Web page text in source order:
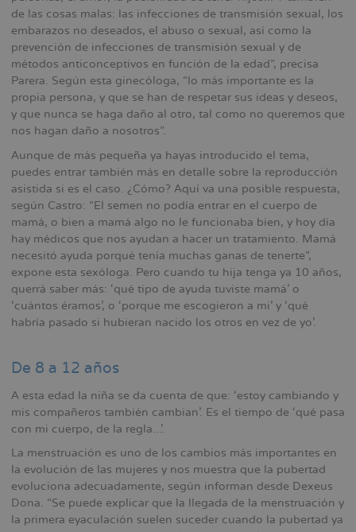
de las cosas malas: las infecciones de transmisión sexual, los
embarazos no deseados, el abuso o sexual, así como la
prevención de infecciones de transmisión sexual y de
métodos anticonceptivos en función de la edad”, precisa
Parera. Según esta ginecóloga, “lo más importante es la
propia persona, y que se han de respetar sus ideas y deseos,
y que nunca se haga daño al otro, tal como no queremos que
nos hagan daño a nosotros”.
Aunque de más pequeña ya hayas introducido el tema,
puedes entrar también más en detalle sobre la reproducción
asistida si es el caso. ¿Cómo? Aquí va una posible respuesta,
según Castro: “El semen no podía entrar en el cuerpo de
mamá, o bien a mamá algo no le funcionaba bien, y hoy día
hay médicos que nos ayudan a hacer un tratamiento. Mamá
necesitó ayuda porqué tenía muchas ganas de tenerte”,
expone esta sexóloga. Pero cuando tu hija tenga ya 10 años,
querrá saber más: ‘qué tipo de ayuda tuviste mamá’ o
‘cuántos éramos’, o ‘porque me escogieron a mi’ y ‘qué
habría pasado si hubieran nacido los otros en vez de yo’.
De 8 a 12 años
A esta edad la niña se da cuenta de que: ‘estoy cambiando y
mis compañeros también cambian’. Es el tiempo de ‘qué pasa
con mi cuerpo, de la regla...’.
La menstruación es uno de los cambios más importantes en
la evolución de las mujeres y nos muestra que la pubertad
evoluciona adecuadamente, según informan desde Dexeus
Dona. “Se puede explicar que la llegada de la menstruación y
la primera eyaculación suelen suceder cuando la pubertad ya